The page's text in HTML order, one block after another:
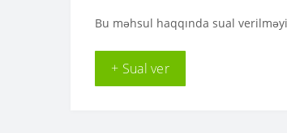
Bu məhsul haqqında sual
+ Sual ver